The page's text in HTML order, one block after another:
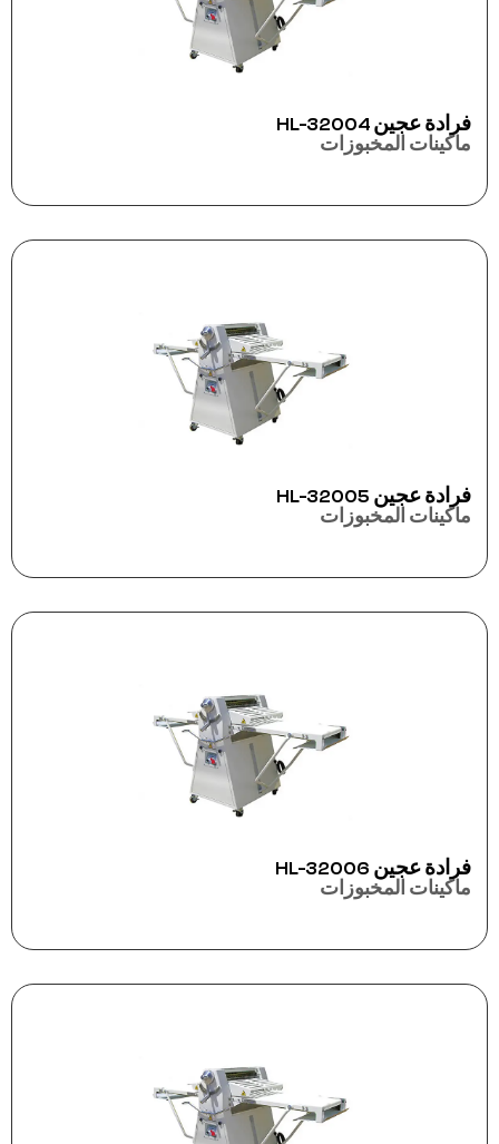
فرادة عجين HL-32004
ماكينات المخبوزات
فرادة عجين HL-32005
ماكينات المخبوزات
فرادة عجين HL-32006
ماكينات المخبوزات